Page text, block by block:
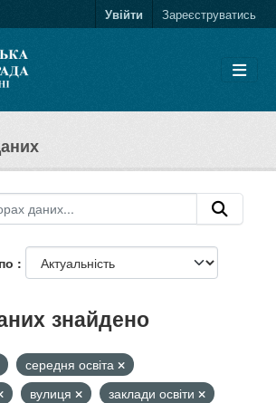
Увійти Зареєструватись
знайдено
середня освіта
вулиця
заклади освіти